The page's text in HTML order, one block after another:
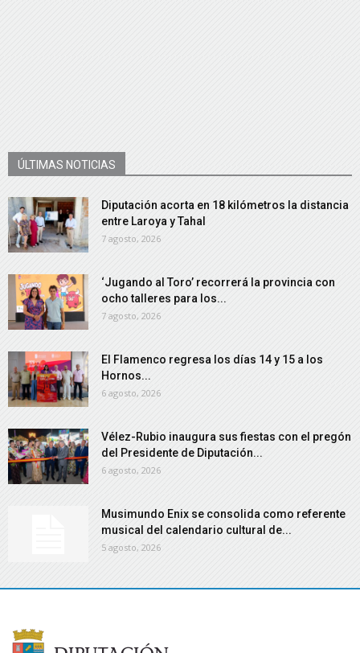
ÚLTIMAS NOTICIAS
Diputación acorta en 18 kilómetros la distancia
entre Laroya y Tahal
7 agosto, 2026
‘Jugando al Toro’ recorrerá la provincia con
ocho talleres para los...
7 agosto, 2026
El Flamenco regresa los días 14 y 15 a los
Hornos...
6 agosto, 2026
Vélez-Rubio inaugura sus fiestas con el pregón
del Presidente de Diputación...
6 agosto, 2026
Musimundo Enix se consolida como referente
musical del calendario cultural de...
5 agosto, 2026